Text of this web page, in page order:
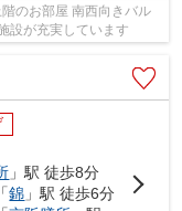
のお部屋 南西向きバル
設が充実しています
」駅 徒歩8分
「錦 」駅 徒歩6分